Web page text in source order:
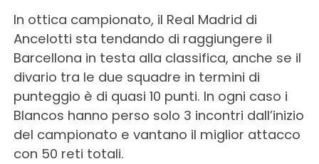
In ottica campionato, il Real Madrid di
Ancelotti sta tendando di raggiungere il
Barcellona in testa alla classifica, anche se il
divario tra le due squadre in termini di
punteggio è di quasi 10 punti. In ogni caso i
Blancos hanno perso solo 3 incontri dall’inizio
del campionato e vantano il miglior attacco
con 50 reti totali.